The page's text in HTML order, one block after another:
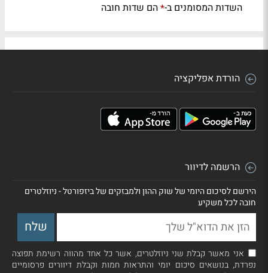
השדות המסומנים ב-*הם שדות חובה
הורדת אפליקציה
הרשמה לדיוור
הירשם לסיכום היומי של שוק ההון ולמבזקים של ביזפורטל - ניוזלטרים
חובה לכל משקיע
אני מאשר קבלת שני ניוזלטרים, אשר כל אחד מהווה רשימת תפוצה
נפרדת, בנושאים סיכום יומי והתראות חמות וקבלת דיוורים פרסומיים